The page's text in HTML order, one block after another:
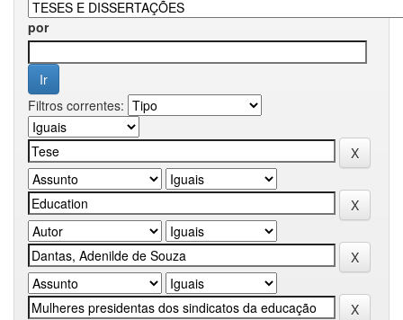
por
Filtros correntes: